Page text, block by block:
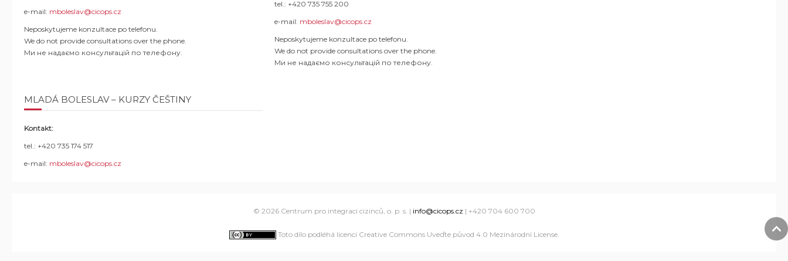
e-mail: mboleslav@cicops.cz
Neposkytujeme konzultace po telefonu.
We do not provide consultations over the phone.
Ми не надаємо консультацій по телефону.
tel.: +420 735 755 200
e-mail: mboleslav@cicops.cz
Neposkytujeme konzultace po telefonu.
We do not provide consultations over the phone.
Ми не надаємо консультацій по телефону.
MLADÁ BOLESLAV – KURZY ČEŠTINY
Kontakt:
tel.: +420 735 174 517
e-mail: mboleslav@cicops.cz
© 2026 Centrum pro integraci cizinců, o. p. s. | info@cicops.cz | +420 704 600 700
Toto dílo podléhá licenci Creative Commons Uveďte původ 4.0 Mezinárodní License.